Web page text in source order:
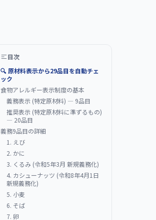
目次
🔍 原材料表示から29品目を自動チェ
ック
食物アレルギー表示制度の基本
義務表示 (特定原材料) — 9品目
推奨表示 (特定原材料に準ずるもの)
— 20品目
義務9品目の詳細
1. えび
2. かに
3. くるみ (令和5年3月 新規義務化)
4. カシューナッツ (令和8年4月1日
新規義務化)
5. 小麦
6. そば
7. 卵